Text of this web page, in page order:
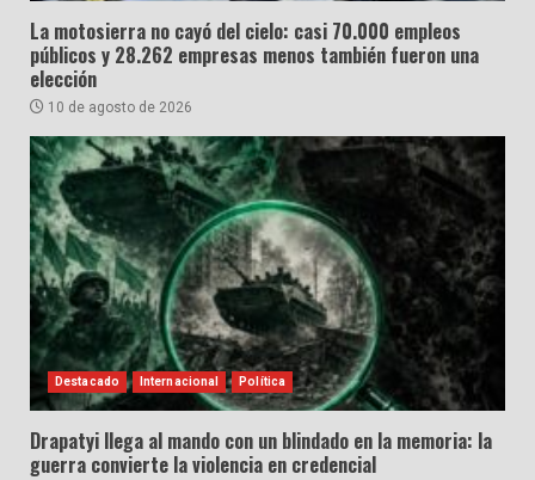
La motosierra no cayó del cielo: casi 70.000 empleos
públicos y 28.262 empresas menos también fueron una
elección
10 de agosto de 2026
Destacado Internacional Política
Drapatyi llega al mando con un blindado en la memoria: la
guerra convierte la violencia en credencial